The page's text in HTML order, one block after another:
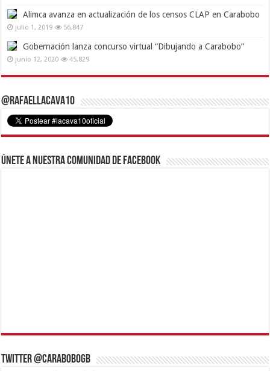
Alimca avanza en actualización de los censos CLAP en Carabobo
julio 1, 2019 56,847
Gobernación lanza concurso virtual “Dibujando a Carabobo”
junio 12, 2020 45,829
@RafaelLacava10
Únete a nuestra comunidad de Facebook
Twitter @CaraboboGB